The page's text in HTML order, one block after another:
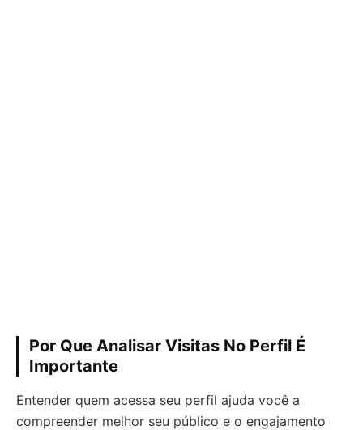
Por Que Analisar Visitas No Perfil É
Importante
Entender quem acessa seu perfil ajuda você a
compreender melhor seu público e o engajamento